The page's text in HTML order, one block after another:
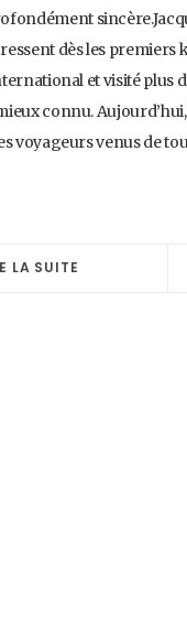
dès les
et visité plus
connu.
venus de
LA SUITE